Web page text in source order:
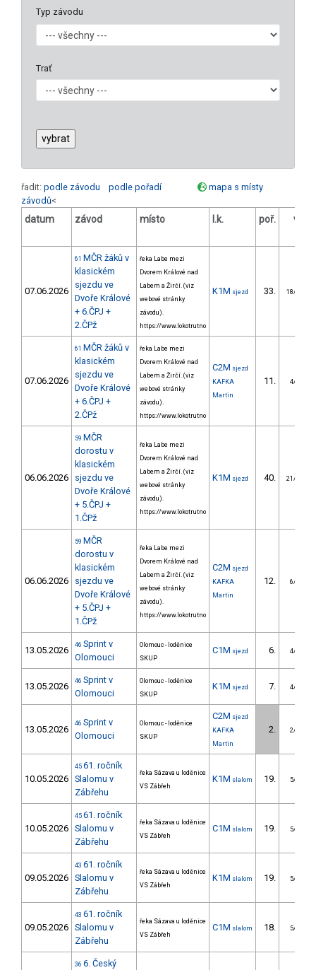
Typ závodu
Trať
řadit: podle závodu podle pořadí
mapa s místy
závodů<
datum závod místo l.k. poř. v.k.
07.06.2026
61 MČR žáků v
klasickém
sjezdu ve
Dvoře Králové
+ 6.ČPJ +
2.ČPž
řeka Labe mezi
Dvorem Králové nad
Labem a Žirčí. (viz
webové stránky
závodu).
https://www.lokotrutno
K1M sjezd 33. 18/DM
07.06.2026
61 MČR žáků v
klasickém
sjezdu ve
Dvoře Králové
+ 6.ČPJ +
2.ČPž
řeka Labe mezi
Dvorem Králové nad
Labem a Žirčí. (viz
webové stránky
závodu).
https://www.lokotrutno
C2M sjezd
KAFKA
Martin
11. 4/DM
06.06.2026
59 MČR
dorostu v
klasickém
sjezdu ve
Dvoře Králové
+ 5.ČPJ +
1.ČPž
řeka Labe mezi
Dvorem Králové nad
Labem a Žirčí. (viz
webové stránky
závodu).
https://www.lokotrutno
K1M sjezd 40. 21/DM
06.06.2026
59 MČR
dorostu v
klasickém
sjezdu ve
Dvoře Králové
+ 5.ČPJ +
1.ČPž
řeka Labe mezi
Dvorem Králové nad
Labem a Žirčí. (viz
webové stránky
závodu).
https://www.lokotrutno
C2M sjezd
KAFKA
Martin
12. 6/DM
13.05.2026 46 Sprint v
Olomouci
Olomouc - loděnice
SKUP
C1M sjezd 6. 4/DM
13.05.2026 46 Sprint v
Olomouci
Olomouc - loděnice
SKUP
K1M sjezd 7. 4/DM
13.05.2026
46 Sprint v
Olomouci
Olomouc - loděnice
SKUP
C2M sjezd
KAFKA
Martin
2. 2/DM
10.05.2026
45 61. ročník
Slalomu v
Zábřehu
řeka Sázava u loděnice
VS Zábřeh
K1M slalom 19. 5/DM
10.05.2026
45 61. ročník
Slalomu v
Zábřehu
řeka Sázava u loděnice
VS Zábřeh
C1M slalom 19. 5/DM
09.05.2026
43 61. ročník
Slalomu v
Zábřehu
řeka Sázava u loděnice
VS Zábřeh
K1M slalom 19. 5/DM
09.05.2026
43 61. ročník
Slalomu v
Zábřehu
řeka Sázava u loděnice
VS Zábřeh
C1M slalom 18. 5/DM
36 6. Český